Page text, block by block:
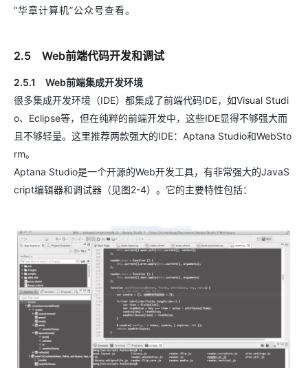
“华章计算机”公众号查看。
2.5 Web前端代码开发和调试
2.5.1 Web前端集成开发环境
很多集成开发环境（IDE）都集成了前端代码IDE，如Visual Studi
o、Eclipse等，但在纯粹的前端开发中，这些IDE显得不够强大而
且不够轻量。这里推荐两款强大的IDE：Aptana Studio和WebSto
rm。
Aptana Studio是一个开源的Web开发工具，有非常强大的JavaS
cript编辑器和调试器（见图2-4）。它的主要特性包括：